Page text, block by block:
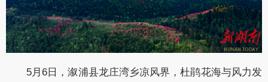
5月6日，溆浦县龙庄湾乡凉风界，杜鹃花海与风力发